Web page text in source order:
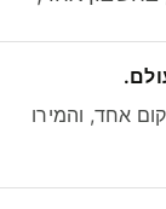
אחד, והמירו